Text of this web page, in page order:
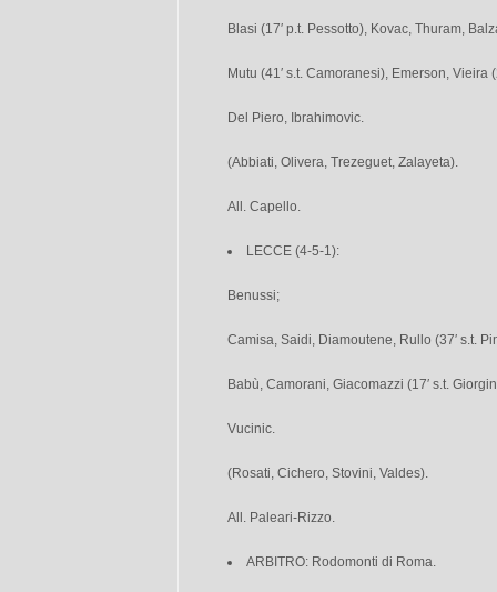
Blasi (17′ p.t. Pessotto), Kovac, Thuram,
Mutu (41′ s.t. Camoranesi), Emerson, Vieira
Del Piero, Ibrahimovic.
(Abbiati, Olivera, Trezeguet, Zalayeta).
All. Capello.
LECCE (4-5-1):
Benussi;
Camisa, Saidi, Diamoutene, Rullo (37′ s.t.
Babù, Camorani, Giacomazzi (17′ s.t.
Vucinic.
(Rosati, Cichero, Stovini, Valdes).
All. Paleari-Rizzo.
ARBITRO: Rodomonti di Roma.